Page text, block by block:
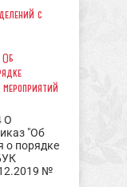
с
О
"Об
о порядке
№